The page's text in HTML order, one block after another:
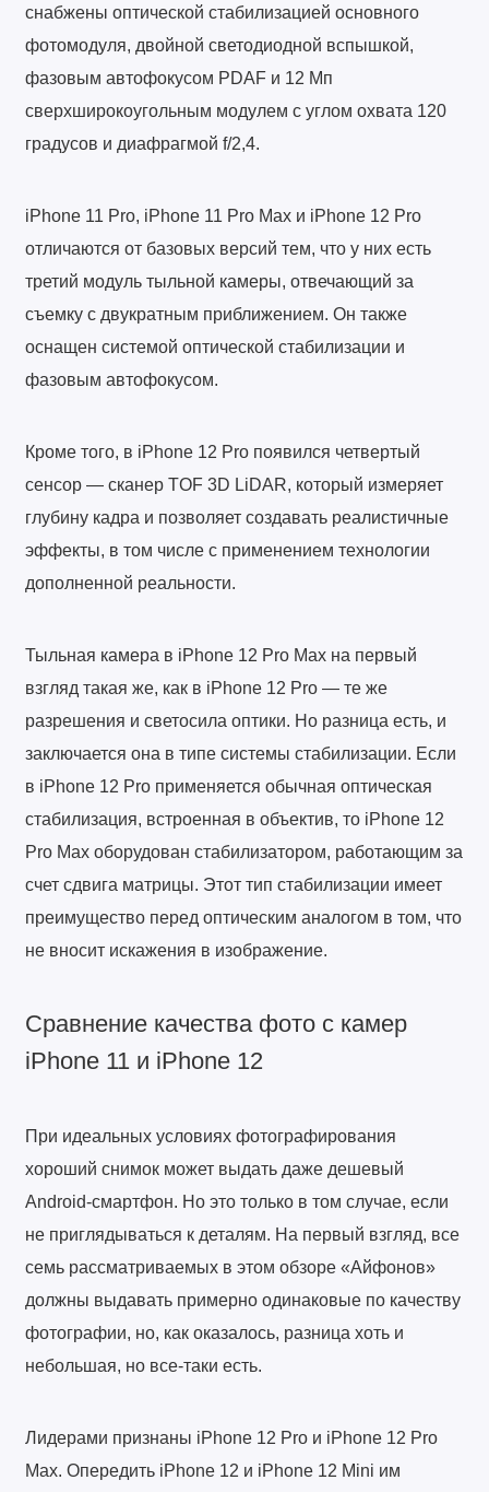
снабжены оптической стабилизацией основного
фотомодуля, двойной светодиодной вспышкой,
фазовым автофокусом PDAF и 12 Мп
сверхширокоугольным модулем с углом охвата 120
градусов и диафрагмой f/2,4.
iPhone 11 Pro, iPhone 11 Pro Max и iPhone 12 Pro
отличаются от базовых версий тем, что у них есть
третий модуль тыльной камеры, отвечающий за
съемку с двукратным приближением. Он также
оснащен системой оптической стабилизации и
фазовым автофокусом.
Кроме того, в iPhone 12 Pro появился четвертый
сенсор — сканер TOF 3D LiDAR, который измеряет
глубину кадра и позволяет создавать реалистичные
эффекты, в том числе с применением технологии
дополненной реальности.
Тыльная камера в iPhone 12 Pro Max на первый
взгляд такая же, как в iPhone 12 Pro — те же
разрешения и светосила оптики. Но разница есть, и
заключается она в типе системы стабилизации. Если
в iPhone 12 Pro применяется обычная оптическая
стабилизация, встроенная в объектив, то iPhone 12
Pro Max оборудован стабилизатором, работающим за
счет сдвига матрицы. Этот тип стабилизации имеет
преимущество перед оптическим аналогом в том, что
не вносит искажения в изображение.
Сравнение качества фото с камер
iPhone 11 и iPhone 12
При идеальных условиях фотографирования
хороший снимок может выдать даже дешевый
Android-смартфон. Но это только в том случае, если
не приглядываться к деталям. На первый взгляд, все
семь рассматриваемых в этом обзоре «Айфонов»
должны выдавать примерно одинаковые по качеству
фотографии, но, как оказалось, разница хоть и
небольшая, но все-таки есть.
Лидерами признаны iPhone 12 Pro и iPhone 12 Pro
Max. Опередить iPhone 12 и iPhone 12 Mini им